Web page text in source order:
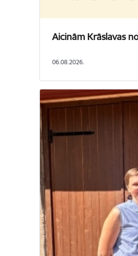
Aicinām Krāslavas
06.08.2026.